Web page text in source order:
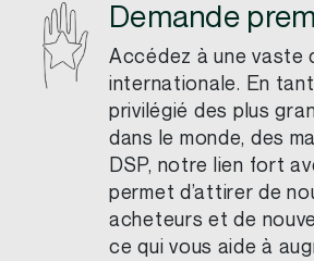
Demande
Accédez à une vaste
internationale. En
privilégié des plus
dans le monde, des
DSP, notre lien fort
permet d’attirer de
acheteurs et de
ce qui vous aide à